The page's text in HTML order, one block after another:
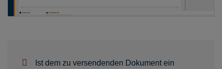
Ist dem zu versendenden Dokument ein